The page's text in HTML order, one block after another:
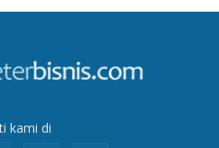
kami di